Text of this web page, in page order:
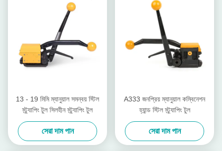
13 - 19 মিমি ম্যানুয়াল সমন্বয় স্টিল
স্ট্র্যাপিং টুল সিলহীন স্ট্র্যাপিং টুল
সেরা দাম পান
A333 জনপ্রিয় ম্যানুয়াল কম্বিনেশন
হ্যান্ড স্টিল স্ট্র্যাপিং টুল
সেরা দাম পান